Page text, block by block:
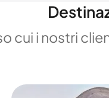
cui i nostri